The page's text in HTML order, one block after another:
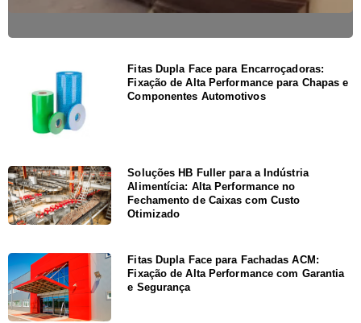
Fitas Dupla Face para Encarroçadoras:
Fixação de Alta Performance para Chapas e
Componentes Automotivos
Soluções HB Fuller para a Indústria
Alimentícia: Alta Performance no
Fechamento de Caixas com Custo
Otimizado
Fitas Dupla Face para Fachadas ACM:
Fixação de Alta Performance com Garantia
e Segurança